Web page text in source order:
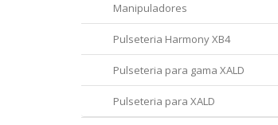
Manipuladores
Pulseteria Harmony XB4
Pulseteria para gama XALD
Pulseteria para XALD